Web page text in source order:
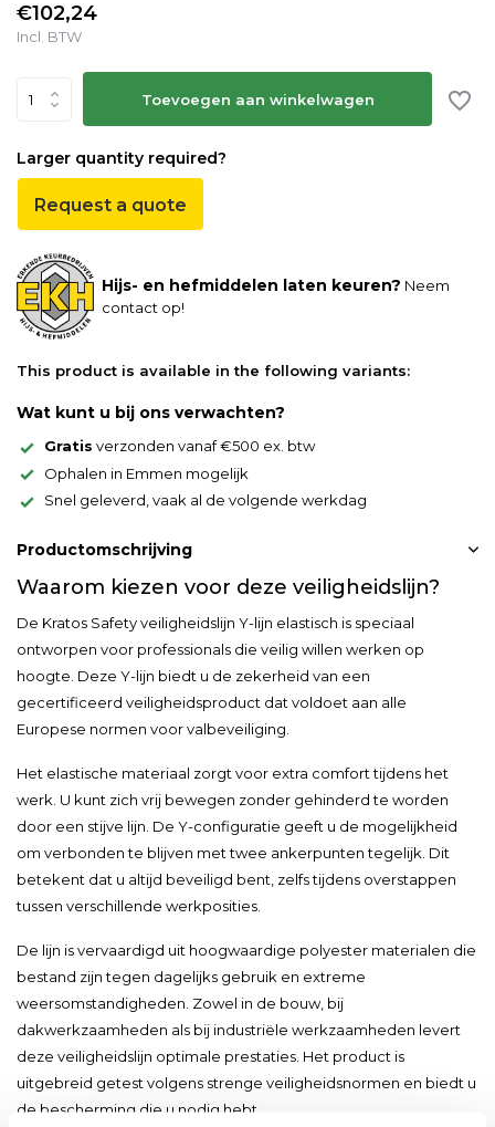
€102,24
Incl. BTW
Toevoegen aan winkelwagen
Larger quantity required?
Request a quote
Hijs- en hefmiddelen laten keuren? Neem
contact op!
This product is available in the following variants:
Wat kunt u bij ons verwachten?
Gratis verzonden vanaf €500 ex. btw
Ophalen in Emmen mogelijk
Snel geleverd, vaak al de volgende werkdag
Productomschrijving
Waarom kiezen voor deze veiligheidslijn?
De Kratos Safety veiligheidslijn Y-lijn elastisch is speciaal
ontworpen voor professionals die veilig willen werken op
hoogte. Deze Y-lijn biedt u de zekerheid van een
gecertificeerd veiligheidsproduct dat voldoet aan alle
Europese normen voor valbeveiliging.
Het elastische materiaal zorgt voor extra comfort tijdens het
werk. U kunt zich vrij bewegen zonder gehinderd te worden
door een stijve lijn. De Y-configuratie geeft u de mogelijkheid
om verbonden te blijven met twee ankerpunten tegelijk. Dit
betekent dat u altijd beveiligd bent, zelfs tijdens overstappen
tussen verschillende werkposities.
De lijn is vervaardigd uit hoogwaardige polyester materialen die
bestand zijn tegen dagelijks gebruik en extreme
weersomstandigheden. Zowel in de bouw, bij
dakwerkzaamheden als bij industriële werkzaamheden levert
deze veiligheidslijn optimale prestaties. Het product is
uitgebreid getest volgens strenge veiligheidsnormen en biedt u
de bescherming die u nodig hebt.